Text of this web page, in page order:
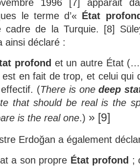
1996 [7] apparait
le terme d’« État
cadre de la Turquie. [8]
ainsi déclaré :
profond et un autre État
est en fait de trop, et celui
(There is onedeep
that should be real is the
is the real one.) » [9]
Erdoğan a également
a son propre État ​​profond ;